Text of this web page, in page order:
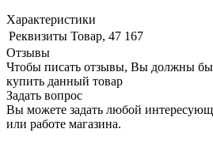
Характеристики
Реквизиты Товар, 47 167
Отзывы
Чтобы писать отзывы, Вы должны
купить данный товар
Задать вопрос
Вы можете задать любой
или работе магазина.